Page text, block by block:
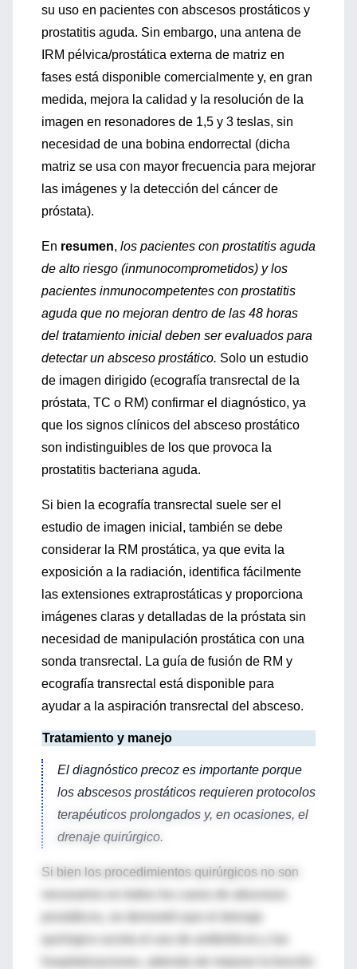
su uso en pacientes con abscesos prostáticos y
prostatitis aguda. Sin embargo, una antena de
IRM pélvica/prostática externa de matriz en
fases está disponible comercialmente y, en gran
medida, mejora la calidad y la resolución de la
imagen en resonadores de 1,5 y 3 teslas, sin
necesidad de una bobina endorrectal (dicha
matriz se usa con mayor frecuencia para mejorar
las imágenes y la detección del cáncer de
próstata).
En resumen, los pacientes con prostatitis aguda
de alto riesgo (inmunocomprometidos) y los
pacientes inmunocompetentes con prostatitis
aguda que no mejoran dentro de las 48 horas
del tratamiento inicial deben ser evaluados para
detectar un absceso prostático. Solo un estudio
de imagen dirigido (ecografía transrectal de la
próstata, TC o RM) confirmar el diagnóstico, ya
que los signos clínicos del absceso prostático
son indistinguibles de los que provoca la
prostatitis bacteriana aguda.
Si bien la ecografía transrectal suele ser el
estudio de imagen inicial, también se debe
considerar la RM prostática, ya que evita la
exposición a la radiación, identifica fácilmente
las extensiones extraprostáticas y proporciona
imágenes claras y detalladas de la próstata sin
necesidad de manipulación prostática con una
sonda transrectal. La guía de fusión de RM y
ecografía transrectal está disponible para
ayudar a la aspiración transrectal del absceso.
Tratamiento y manejo
El diagnóstico precoz es importante porque
los abscesos prostáticos requieren protocolos
terapéuticos prolongados y, en ocasiones, el
drenaje quirúrgico.
Si bien los procedimientos quirúrgicos no son
prostáticos, se demostró que el drenaje
quirúrgico acorta el uso de antibióticos y las